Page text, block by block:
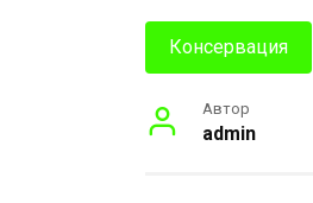
Консервация
Автор
admin